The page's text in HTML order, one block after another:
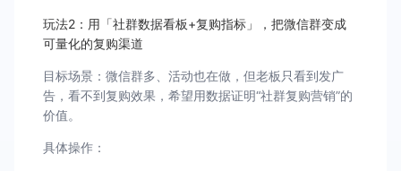
玩法2：用「社群数据看板+复购指标」，把微信群变成
可量化的复购渠道
目标场景：微信群多、活动也在做，但老板只看到发广
告，看不到复购效果，希望用数据证明“社群复购营销”的
价值。
具体操作：